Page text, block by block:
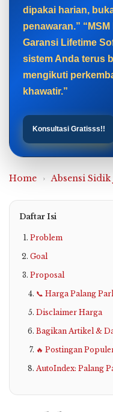
dipakai harian,
penawaran.”
Garansi Lifetime
sistem Anda terus
mengikuti
khawatir.”
Konsultasi Gratisss!!
Home › Absensi Sidik
Daftar Isi
Problem
Goal
Proposal
📞 Harga Palang
Disclaimer Harga
Bagikan Artikel &
🔥 Postingan
AutoIndex: Palang